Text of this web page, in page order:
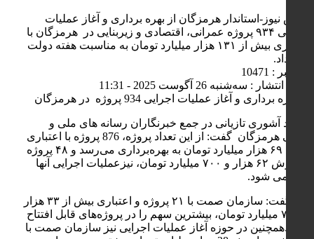
کوش نیوز-استاندار هرمزگان از بهره ‌برداری و آغاز عملیات
اجرایی ۹۳۴ پروژه عمرانی، اقتصادی و زیربنایی در هرمزگان با
اعتباری بیش از ۱۳۱ هزار میلیارد تومان به مناسبت هفته دولت
خبر داد.
کد خبر : 10471
تاریخ انتشار : سه‌شنبه 26 آگوست 2025 - 11:31
محمد آشوری تازیانی در جمع خبرنگاران رسانه های ملی و
محلی هرمزگان گفت: از این تعداد پروژه، 876 پروژه با اعتباری
حدود ۶۹ هزار میلیارد تومان به بهره‌برداری می‌رسد و ۴۸ پروژه
با ارزش ۶۲ هزار و ۷۰۰ میلیارد تومان، نیزعملیات اجرایی آنها
آغاز می شود.
وی گفت: سازمان صمت با ۲۱ پروژه و اعتباری بیش از ۳۳ هزار
و ۷۰۰ میلیارد تومان، بیشترین سهم را در پروژه‌های قابل افتتاح
دارد .همچنین در حوزه آغاز عملیات اجرایی نیز سازمان صمت با